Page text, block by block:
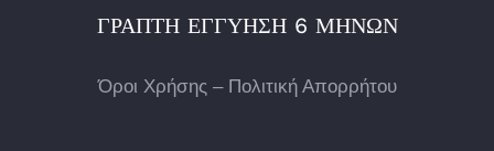
ΓΡΑΠΤΉ ΕΓΓΎΗΣΗ 6 ΜΗΝΏΝ
Όροι Χρήσης – Πολιτική Απορρήτου